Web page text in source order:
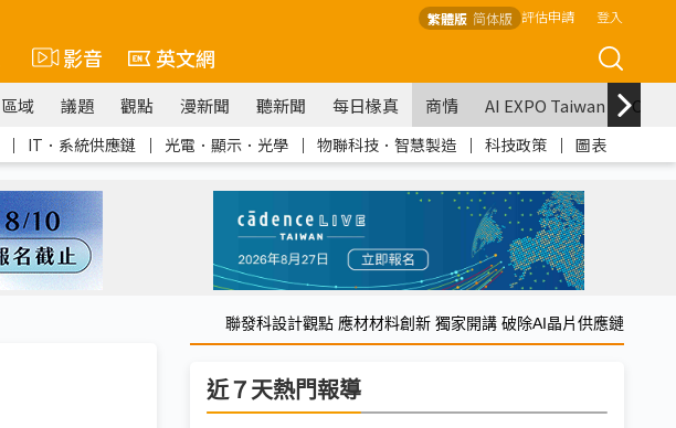
繁體版 简体版 評估申請 登入
影音 英文網
區域 議題 觀點 漫新聞 聽新聞 每日椽真 商情 AI EXPO Taiwan
｜ IT．系統供應鏈 ｜ 光電．顯示．光學 ｜ 物聯科技．智慧製造 ｜ 科技政策 ｜ 圖表
聯發科設計觀點 應材材料創新 獨家開講 破除AI晶片供應鏈
近７天熱門報導